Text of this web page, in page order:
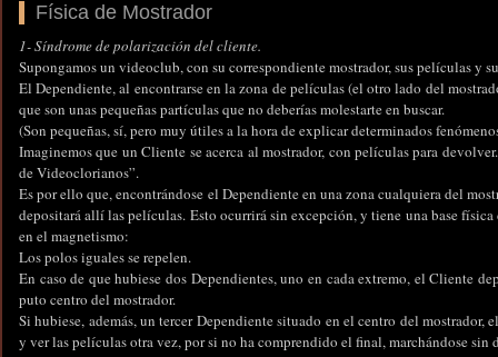
Física de Mostrador
1- Síndrome de polarización del cliente.
Supongamos un videoclub, con su correspondiente mostrador, sus películas y
El Dependiente, al encontrarse en la zona de películas (el otro lado del
que son unas pequeñas partículas que no deberías molestarte en buscar.
(Son pequeñas, sí, pero muy útiles a la hora de explicar determinados
Imaginemos que un Cliente se acerca al mostrador, con películas para
de Videoclorianos”.
Es por ello que, encontrándose el Dependiente en una zona cualquiera del
depositará allí las películas. Esto ocurrirá sin excepción, y tiene una base
en el magnetismo:
Los polos iguales se repelen.
En caso de que hubiese dos Dependientes, uno en cada extremo, el Cliente
puto centro del mostrador.
Si hubiese, además, un tercer Dependiente situado en el centro del mostrador,
y ver las películas otra vez, por si no ha comprendido el final, marchándose sin